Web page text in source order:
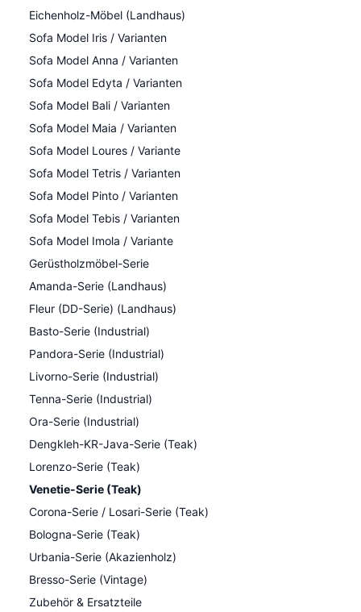
Eichenholz-Möbel (Landhaus)
Sofa Model Iris / Varianten
Sofa Model Anna / Varianten
Sofa Model Edyta / Varianten
Sofa Model Bali / Varianten
Sofa Model Maia / Varianten
Sofa Model Loures / Variante
Sofa Model Tetris / Varianten
Sofa Model Pinto / Varianten
Sofa Model Tebis / Varianten
Sofa Model Imola / Variante
Gerüstholzmöbel-Serie
Amanda-Serie (Landhaus)
Fleur (DD-Serie) (Landhaus)
Basto-Serie (Industrial)
Pandora-Serie (Industrial)
Livorno-Serie (Industrial)
Tenna-Serie (Industrial)
Ora-Serie (Industrial)
Dengkleh-KR-Java-Serie (Teak)
Lorenzo-Serie (Teak)
Venetie-Serie (Teak)
Corona-Serie / Losari-Serie (Teak)
Bologna-Serie (Teak)
Urbania-Serie (Akazienholz)
Bresso-Serie (Vintage)
Zubehör & Ersatzteile